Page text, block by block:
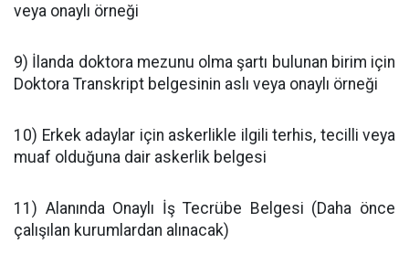
veya onaylı örneği
9) İlanda doktora mezunu olma şartı bulunan birim için
Doktora Transkript belgesinin aslı veya onaylı örneği
10) Erkek adaylar için askerlikle ilgili terhis, tecilli veya
muaf olduğuna dair askerlik belgesi
11) Alanında Onaylı İş Tecrübe Belgesi (Daha önce
çalışılan kurumlardan alınacak)